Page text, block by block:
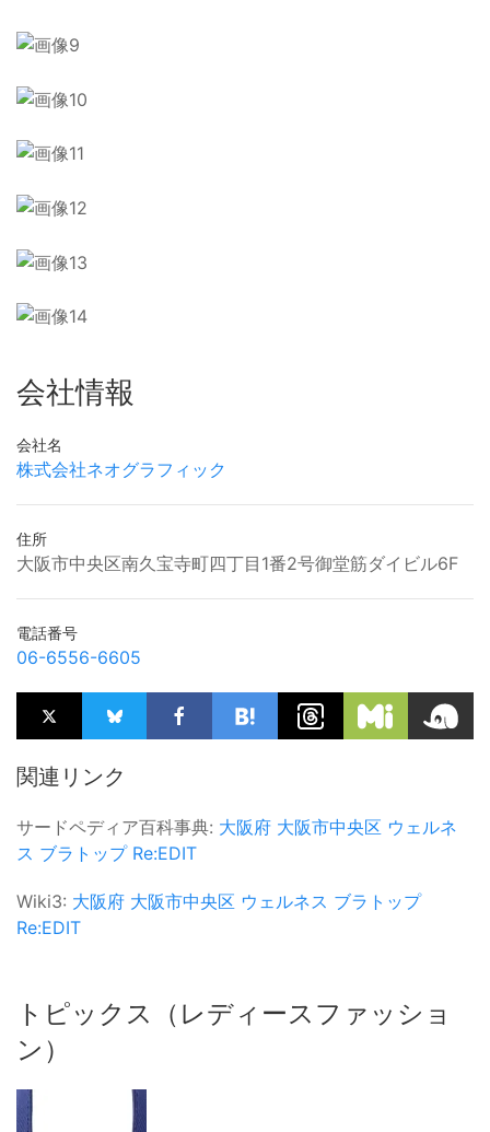
会社情報
会社名
株式会社ネオグラフィック
住所
大阪市中央区南久宝寺町四丁目1番2号御堂筋ダイビル6F
電話番号
06-6556-6605
関連リンク
サードペディア百科事典: 大阪府 大阪市中央区 ウェルネ
ス ブラトップ Re:EDIT
Wiki3: 大阪府 大阪市中央区 ウェルネス ブラトップ
Re:EDIT
トピックス（レディースファッショ
ン）